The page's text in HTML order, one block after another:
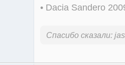
• Dacia Sandero
Спасибо сказали: